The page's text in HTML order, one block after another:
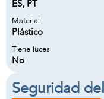
ES, PT
Material
Plástico
Tiene luces
No
Seguridad